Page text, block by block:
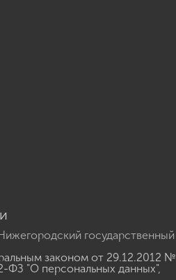
государственный
законом от 29.12.2012 №
ФЗ "О персональных данных",